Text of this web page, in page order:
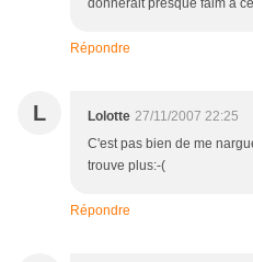
donnerait presque faim à
Répondre
L Lolotte 27/11/2007 22:25
C'est pas bien de me
trouve plus:-(
Répondre